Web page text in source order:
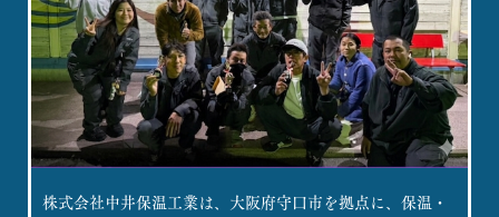
株式会社中井保温工業は、大阪府守口市を拠点に、保温・